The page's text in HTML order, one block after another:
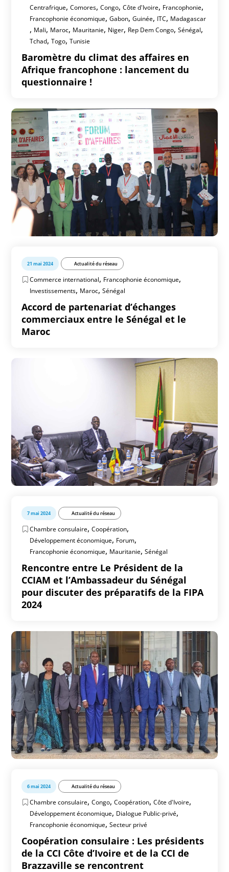
Centrafrique,Comores,Congo,Côte d'Ivoire, Francophonie,
Francophonie économique,Gabon,Guinée, ITC, Madagascar
, Mali, Maroc, Mauritanie, Niger, Rep Dem Congo,Sénégal,
Tchad,Togo,Tunisie
Baromètre du climat des affaires en
Afrique francophone : lancement du
questionnaire !
21 mai 2024 Actualité du réseau
Commerce international, Francophonie économique,
Investissements, Maroc,Sénégal
Accord de partenariat d’échanges
commerciaux entre le Sénégal et le
Maroc
7 mai 2024 Actualité du réseau
Chambre consulaire,Coopération,
Développement économique, Forum,
Francophonie économique, Mauritanie,Sénégal
Rencontre entre Le Président de la
CCIAM et l’Ambassadeur du Sénégal
pour discuter des préparatifs de la FIPA
2024
6 mai 2024 Actualité du réseau
Chambre consulaire,Congo,Coopération,Côte d'Ivoire,
Développement économique, Dialogue Public-privé,
Francophonie économique,Secteur privé
Coopération consulaire : Les présidents
de la CCI Côte d’Ivoire et de la CCI de
Brazzaville se rencontrent